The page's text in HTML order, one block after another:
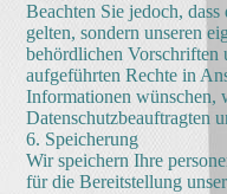
Beachten Sie jedoch,
gelten, sondern unseren
behördlichen Vorschriften
aufgeführten Rechte in
Informationen wünschen,
Datenschutzbeauftragten
6. Speicherung
Wir speichern Ihre
für die Bereitstellung